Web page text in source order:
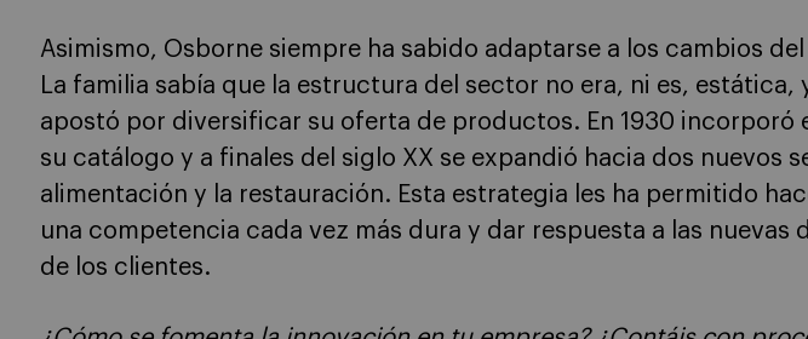
Asimismo, Osborne siempre ha sabido adaptarse a los cambios
La familia sabía que la estructura del sector no era, ni es, estática,
apostó por diversificar su oferta de productos. En 1930 incorporó
su catálogo y a finales del siglo XX se expandió hacia dos nuevos
alimentación y la restauración. Esta estrategia les ha permitido
una competencia cada vez más dura y dar respuesta a las nuevas
de los clientes.